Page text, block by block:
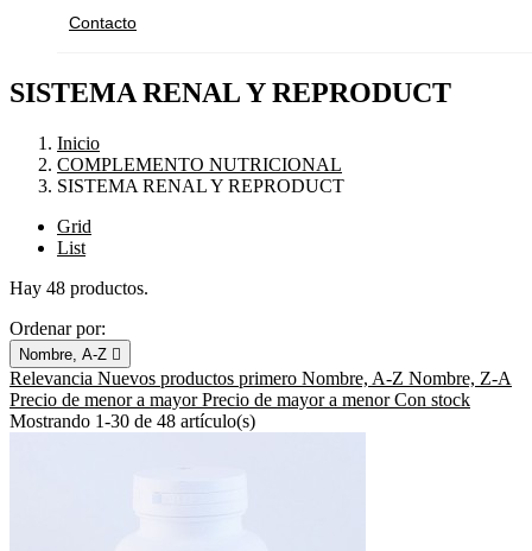
Contacto
SISTEMA RENAL Y REPRODUCT
Inicio
COMPLEMENTO NUTRICIONAL
SISTEMA RENAL Y REPRODUCT
Grid
List
Hay 48 productos.
Ordenar por:
Nombre, A-Z 
Relevancia Nuevos productos primero Nombre, A-Z Nombre, Z-A
Precio de menor a mayorPrecio de mayor a menorCon stock
Mostrando 1-30 de 48 artículo(s)